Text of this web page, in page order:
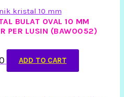
BULAT OVAL 10 MM
PER LUSIN (BAW0052)
ADD TO CART